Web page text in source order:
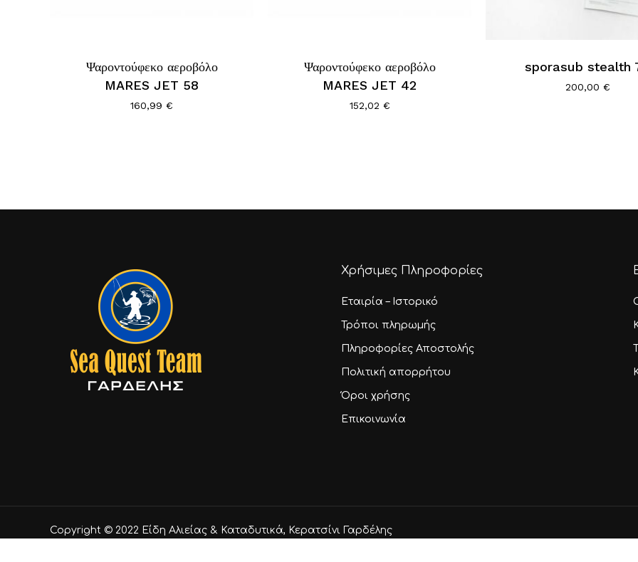
Ψαροντούφεκο αεροβόλο
MARES JET 58
160,99 €
Ψαροντούφεκο αεροβόλο
MARES JET 42
152,02 €
sporasub stealth
200,00 €
Χρήσιμες Πληροφορίες
Εταιρία – Ιστορικό
Τρόποι πληρωμής
Πληροφορίες Αποστολής
Πολιτική απορρήτου
Όροι χρήσης
Επικοινωνία
Copyright © 2022 Είδη Αλιείας & Καταδυτικά, Κερατσίνι Γαρδέλης